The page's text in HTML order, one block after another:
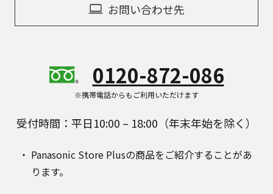
お問い合わせ先
0120-872-086
※携帯電話からもご利用いただけます
受付時間：平日10:00 – 18:00（年末年始を除く）
Panasonic Store Plusの商品をご紹介することがあ
ります。